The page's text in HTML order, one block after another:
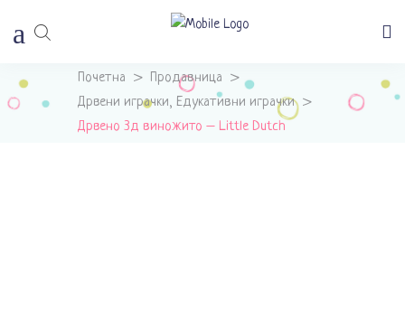
Почетна > Продавница >
Дрвени играчки, Едукативни играчки>
Дрвено 3д виножито – Little Dutch